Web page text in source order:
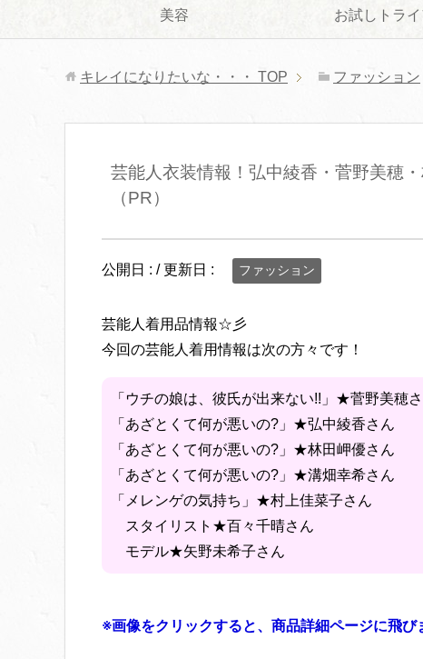
美容 お試しトラ
キレイになりたいな・・・ TOP ファッション
芸能人衣装情報！弘中綾香・菅野美穂
（PR）
公開日 : / 更新日 : ファッション
芸能人着用品情報☆彡
今回の芸能人着用情報は次の方々です！
「ウチの娘は、彼氏が出来ない!!」★菅野美穂
「あざとくて何が悪いの?」★弘中綾香さん
「あざとくて何が悪いの?」★林田岬優さん
「あざとくて何が悪いの?」★溝畑幸希さん
「メレンゲの気持ち」★村上佳菜子さん
スタイリスト★百々千晴さん
モデル★矢野未希子さん
※画像をクリックすると、商品詳細ページに飛び